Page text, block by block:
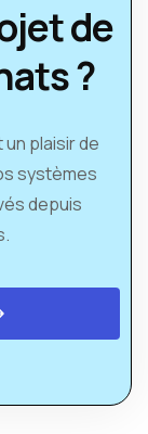
de
?
plaisir de
systèmes
depuis